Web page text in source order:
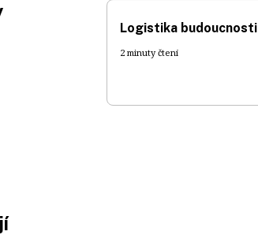
Logistika budoucnosti
2 minuty čtení